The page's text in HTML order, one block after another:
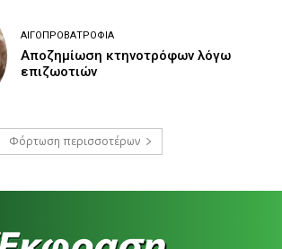
ΑΙΓΟΠΡΟΒΑΤΡΟΦΊΑ
Αποζημίωση κτηνοτρόφων λόγω
επιζωοτιών
Φόρτωση περισσοτέρων